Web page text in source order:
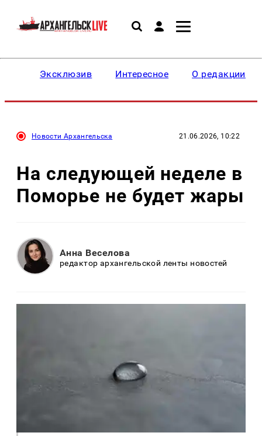
Эксклюзив Интересное О редакции
Новости Архангельска 21.06.2026, 10:22
На следующей неделе в
Поморье не будет жары
Анна Веселова
редактор архангельской ленты новостей